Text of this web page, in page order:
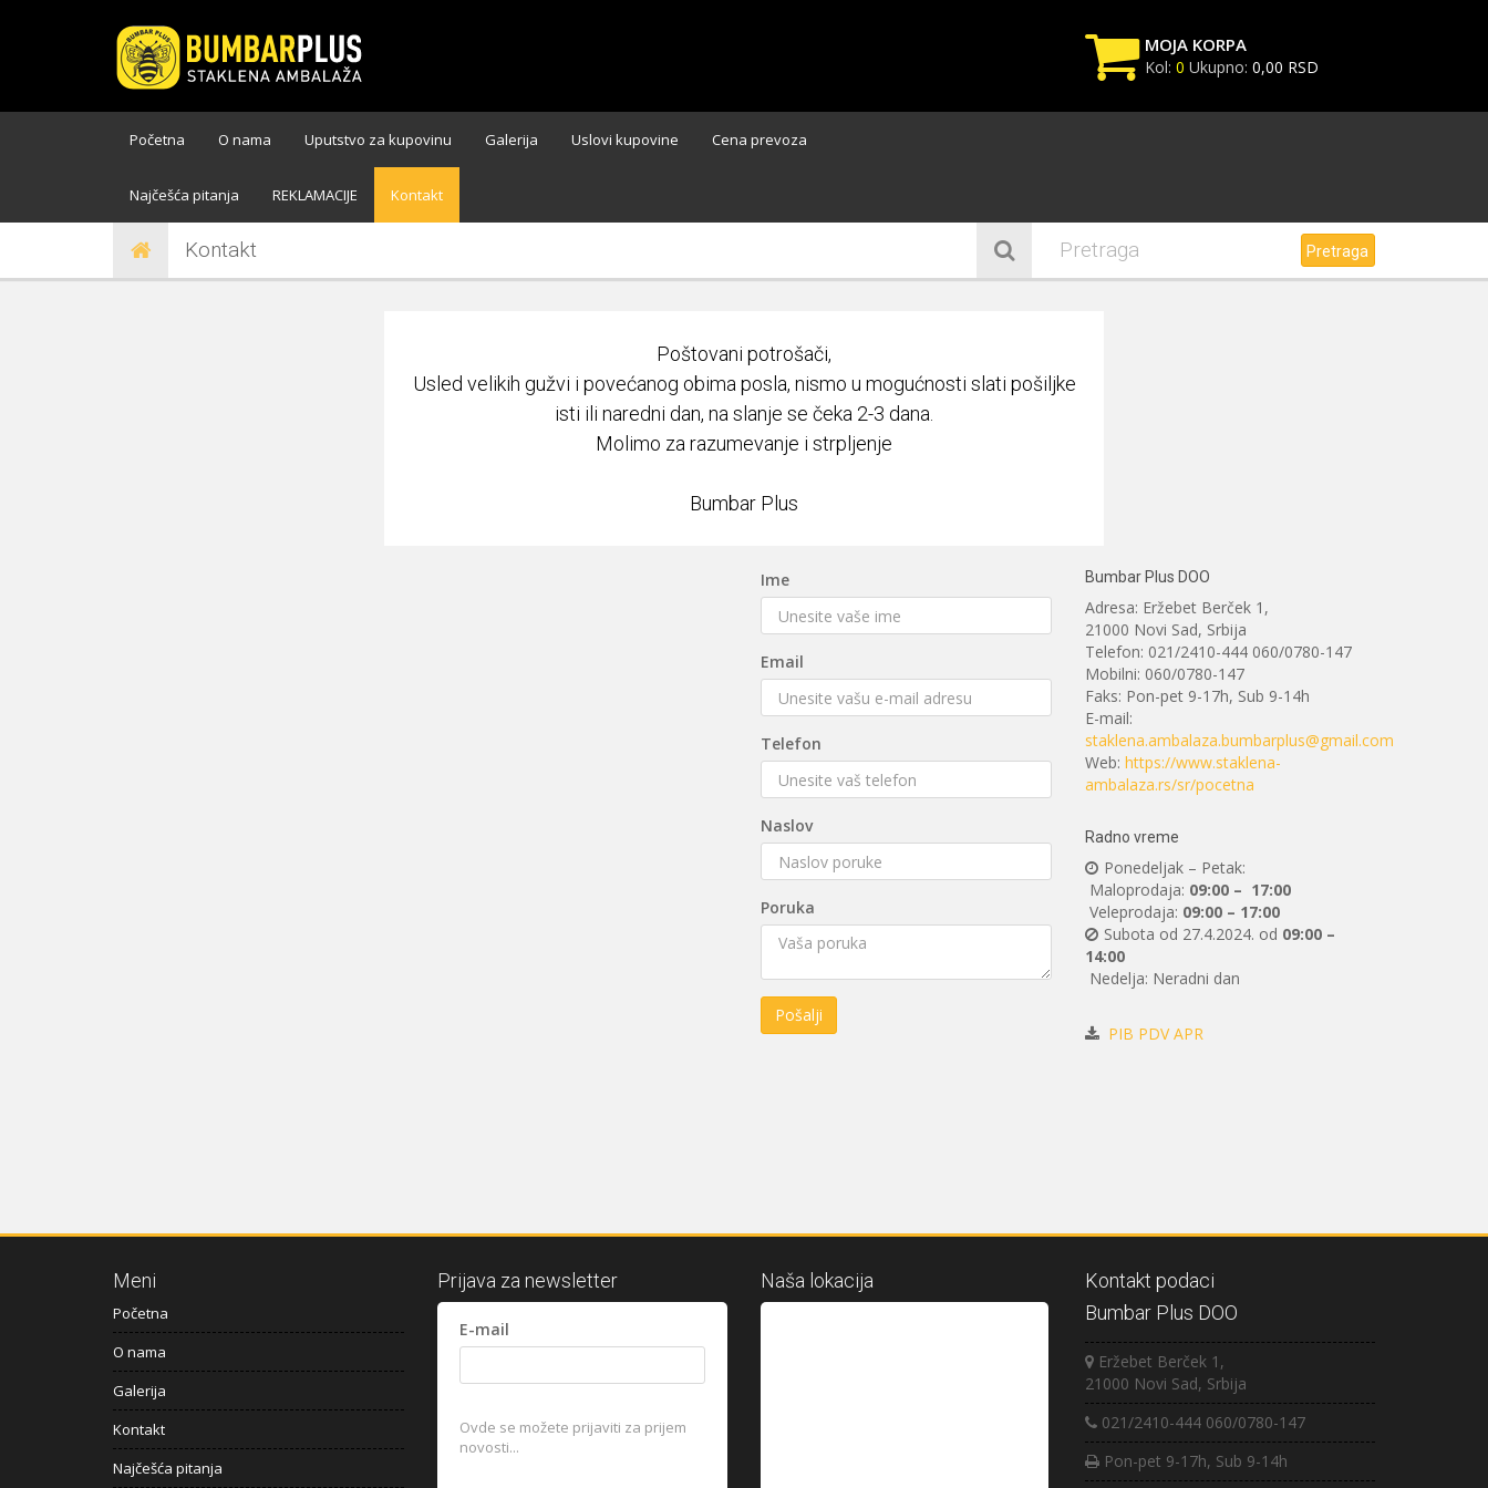
MOJA KORPA
Kol: 0 Ukupno: 0,00 RSD
Vaša korpa je trenutno
Početna O nama Uputstvo za kupovinu Galerija Uslovi kupovine Cena prevoza
Najčešća pitanja REKLAMACIJE Kontakt
Kontakt Pretraga
Poštovani potrošači,
Usled velikih gužvi i povećanog obima posla, nismo u mogućnosti slati pošiljke
isti ili naredni dan, na slanje se čeka 2-3 dana.
Molimo za razumevanje i strpljenje
Bumbar Plus
Ime
Email
Telefon
Naslov
Poruka
Pošalji
Bumbar Plus DOO
Adresa: Eržebet Berček 1,
21000 Novi Sad, Srbija
Telefon: 021/2410-444 060/0780-147
Mobilni: 060/0780-147
Faks: Pon-pet 9-17h, Sub 9-14h
E-mail:
staklena.ambalaza.bumbarplus@gmail.com
Web: https://www.staklena-
ambalaza.rs/sr/pocetna
Radno vreme
Ponedeljak – Petak:
Maloprodaja: 09:00 – 17:00
Veleprodaja: 09:00 – 17:00
Subota od 27.4.2024. od 09:00 –
14:00
Nedelja: Neradni dan
PIB PDV APR
Meni
Početna
O nama
Galerija
Kontakt
Najčešća pitanja
Prijava za newsletter
E-mail
Ovde se možete prijaviti za prijem
novosti...
Naša lokacija
Kontakt podaci
Bumbar Plus DOO
Eržebet Berček 1,
21000 Novi Sad, Srbija
021/2410-444 060/0780-147
Pon-pet 9-17h, Sub 9-14h